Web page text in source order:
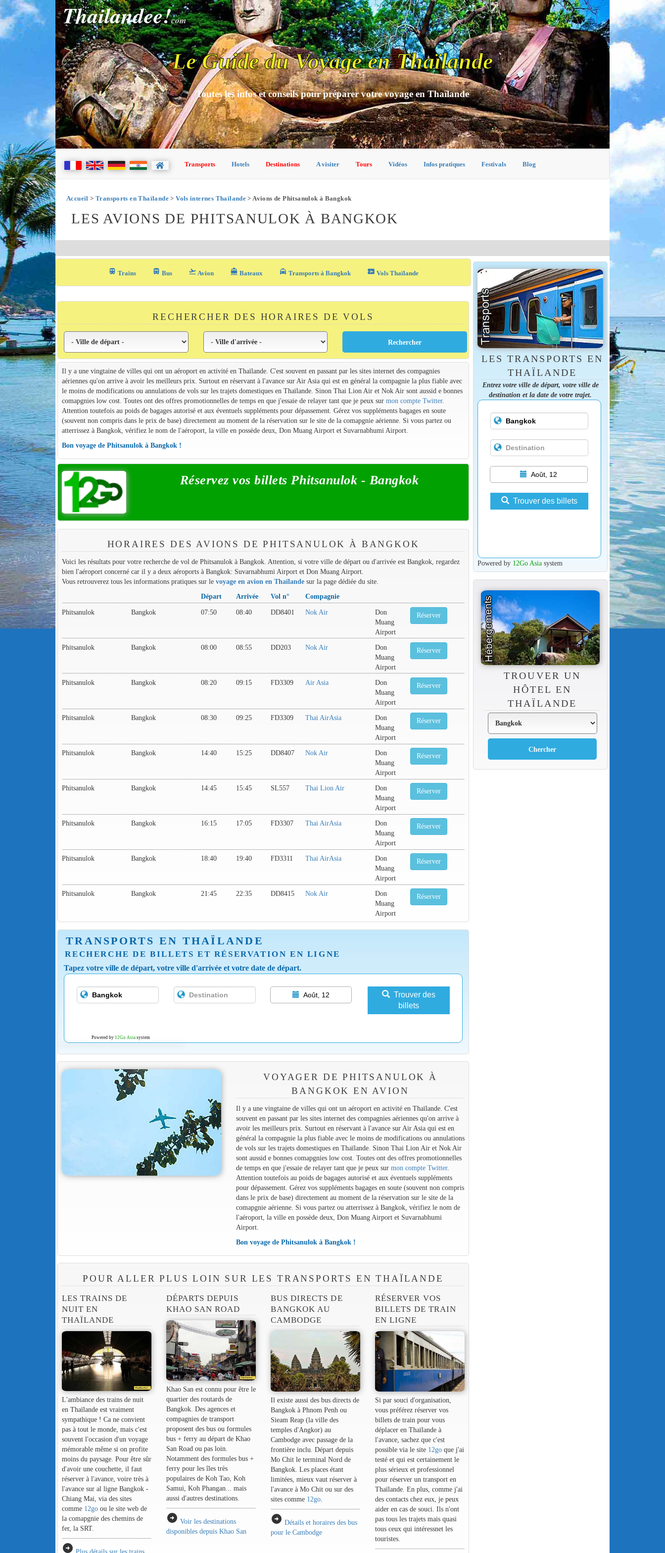
Thailandee!com
Le Guide du Voyage en Thaïlande
Toutes les infos et conseils pour préparer votre voyage en Thaïlande
Transports Hotels Destinations A visiter Tours Vidéos Infos pratiques Festivals Blog
Accueil > Transports en Thaïlande>Vols internes Thaïlande > Avions de Phitsanulok à Bangkok
LES AVIONS DE PHITSANULOK À BANGKOK
train Trains directions_bus_filled Bus flight_takeoff Avion directions_boat Bateaux local_taxi Transports à Bangkok airplane_ticket Vols Thaïlande
RECHERCHER DES HORAIRES DE VOLS
Il y a une vingtaine de villes qui ont un aéroport en activité en Thaïlande. C'est souvent en passant par les sites internet des compagnies
aériennes qu'on arrive à avoir les meilleurs prix. Surtout en réservant à l'avance sur Air Asia qui est en général la compagnie la plus fiable avec
le moins de modifications ou annulations de vols sur les trajets domestiques en Thaïlande. Sinon Thai Lion Air et Nok Air sont aussid e bonnes
comapgnies low cost. Toutes ont des offres promotionnelles de temps en que j'essaie de relayer tant que je peux sur mon compte Twitter.
Attention toutefois au poids de bagages autorisé et aux éventuels suppléments pour dépassement. Gérez vos suppléments bagages en soute
(souvent non compris dans le prix de base) directement au moment de la réservation sur le site de la comapgnie aérienne. Si vous partez ou
atterrissez à Bangkok, vérifiez le nom de l'aéroport, la ville en possède deux, Don Muang Airport et Suvarnabhumi Airport.
Bon voyage de Phitsanulok à Bangkok !
Réservez vos billets Phitsanulok - Bangkok
HORAIRES DES AVIONS DE PHITSANULOK À BANGKOK
Voici les résultats pour votre recherche de vol de Phitsanulok à Bangkok. Attention, si votre ville de départ ou d'arrivée est Bangkok, regardez
bien l'aéroport concerné car il y a deux aéroports à Bangkok: Suvarnabhumi Airport et Don Muang Airport.
Vous retrouverez tous les informations pratiques sur le voyage en avion en Thaïlandesur la page dédiée du site.
Départ
Arrivée Vol n°
Compagnie
Phitsanulok
Bangkok 07:50 08:40 DD8401 Nok Air
Don
Muang
Airport
Réserver
Phitsanulok Bangkok 08:00 08:55 DD203 Nok Air
Don
Muang
Airport
Réserver
Phitsanulok Bangkok 08:20 09:15 FD3309 Air Asia
Don
Muang
Airport
Réserver
Phitsanulok Bangkok 08:30 09:25 FD3309 Thai AirAsia
Don
Muang
Airport
Réserver
Phitsanulok Bangkok 14:40 15:25 DD8407 Nok Air
Don
Muang
Airport
Réserver
Phitsanulok Bangkok 14:45 15:45 SL557 Thai Lion Air
Don
Muang
Airport
Réserver
Phitsanulok Bangkok 16:15 17:05 FD3307 Thai AirAsia
Don
Muang
Airport
Réserver
Phitsanulok Bangkok 18:40 19:40 FD3311 Thai AirAsia
Don
Muang
Airport
Réserver
Phitsanulok Bangkok 21:45 22:35 DD8415 Nok Air
Don
Muang
Airport
Réserver
TRANSPORTS EN THAÏLANDE
RECHERCHE DE BILLETS ET RÉSERVATION EN LIGNE
Tapez votre ville de départ, votre ville d'arrivée et votre date de départ.
Août, 12
Trouver des
billets
Powered by 12Go Asia system
VOYAGER DE PHITSANULOK À
BANGKOK EN AVION
Il y a une vingtaine de villes qui ont un aéroport en activité en Thaïlande. C'est
souvent en passant par les sites internet des compagnies aériennes qu'on arrive à
avoir les meilleurs prix. Surtout en réservant à l'avance sur Air Asia qui est en
général la compagnie la plus fiable avec le moins de modifications ou annulations
de vols sur les trajets domestiques en Thaïlande. Sinon Thai Lion Air et Nok Air
sont aussid e bonnes comapgnies low cost. Toutes ont des offres promotionnelles
de temps en que j'essaie de relayer tant que je peux sur mon compte Twitter.
Attention toutefois au poids de bagages autorisé et aux éventuels suppléments
pour dépassement. Gérez vos suppléments bagages en soute (souvent non compris
dans le prix de base) directement au moment de la réservation sur le site de la
comapgnie aérienne. Si vous partez ou atterrissez à Bangkok, vérifiez le nom de
l'aéroport, la ville en possède deux, Don Muang Airport et Suvarnabhumi
Airport.
Bon voyage de Phitsanulok à Bangkok !
POUR ALLER PLUS LOIN SUR LES TRANSPORTS EN THAÏLANDE
LES TRAINS DE
NUIT EN
THAÏLANDE
L'ambiance des trains de nuit
en Thaïlande est vraiment
sympathique ! Ca ne convient
pas à tout le monde, mais c'est
souvent l'occasion d'un voyage
mémorable même si on profite
moins du paysage. Pour être sûr
d'avoir une couchette, il faut
réserver à l'avance, voire très à
l'avance sur al ligne Bangkok -
Chiang Mai, via des sites
comme 12goou le site web de
la comapgnie des chemins de
fer, la SRT.
arrow_circle_right
DÉPARTS DEPUIS
KHAO SAN ROAD
Khao San est connu pour être le
quartier des routards de
Bangkok. Des agences et
compagnies de transport
proposent des bus ou formules
bus + ferry au départ de Khao
San Road ou pas loin.
Notamment des formules bus +
ferry pour les îles très
populaires de Koh Tao, Koh
Samui, Koh Phangan... mais
aussi d'autres destinations.
arrow_circle_right Voir les destinations
disponibles depuis Khao San
BUS DIRECTS DE
BANGKOK AU
CAMBODGE
Il existe aussi des bus directs de
Bangkok à Phnom Penh ou
Sieam Reap (la ville des
temples d'Angkor) au
Cambodge avec passage de la
frontière inclu. Départ depuis
Mo Chit le terminal Nord de
Bangkok. Les places étant
limitées, mieux vaut réserver à
l'avance à Mo Chit ou sur des
sites comme 12go.
arrow_circle_right Détails et horaires des bus
pour le Cambodge
RÉSERVER VOS
BILLETS DE TRAIN
EN LIGNE
Si par souci d'organisation,
vous préférez réserver vos
billets de train pour vous
déplacer en Thaïlande à
l'avance, sachez que c'est
possible via le site 12go que j'ai
testé et qui est certainement le
plus sérieux et professionnel
pour réserver un transport en
Thaïlande. En plus, comme j'ai
des contacts chez eux, je peux
aider en cas de souci. Ils n'ont
pas tous les trajets mais quasi
tous ceux qui intéressnet les
touristes.
LES TRANSPORTS EN
THAÏLANDE
Entrez votre ville de départ, votre ville de
destination et la date de votre trajet.
Août, 12
Trouver des billets
Powered by 12Go Asiasystem
TROUVER UN
HÔTEL EN
THAÏLANDE